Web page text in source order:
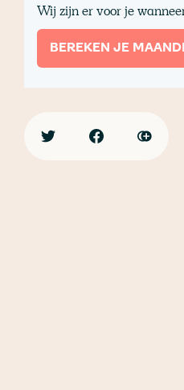
Wij zijn er voor je
BEREKEN JE